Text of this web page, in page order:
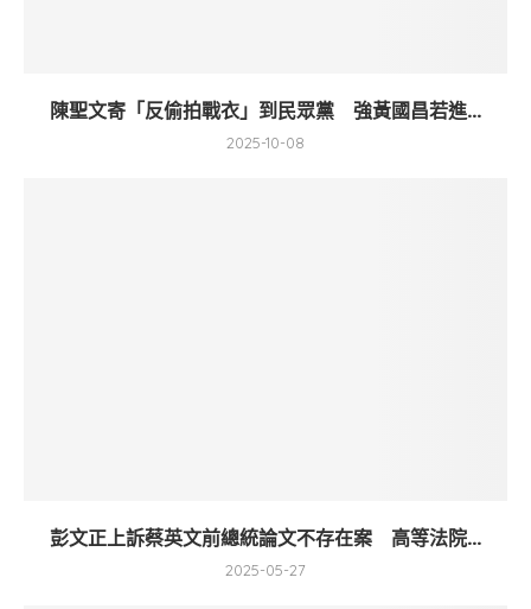
陳聖文寄「反偷拍戰衣」到民眾黨 強黃國昌若進...
2025-10-08
彭文正上訴蔡英文前總統論文不存在案 高等法院...
2025-05-27